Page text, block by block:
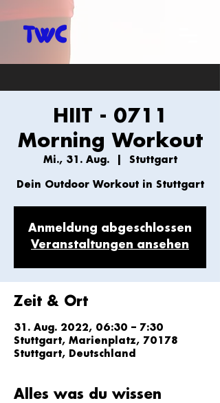
HIIT - 0711
Morning Workout
Mi., 31. Aug.
  |
Stuttgart
Dein Outdoor Workout in Stuttgart
Anmeldung abgeschlossen
Veranstaltungen ansehen
Zeit & Ort
31. Aug. 2022, 06:30 – 7:30
Stuttgart, Marienplatz, 70178
Stuttgart, Deutschland
Alles was du wissen